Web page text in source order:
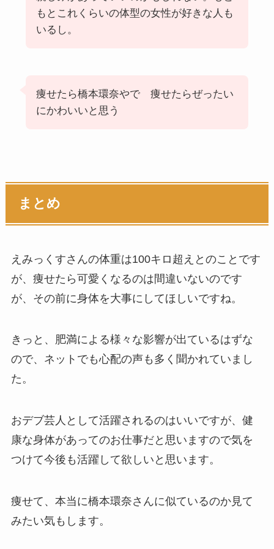
もとこれくらいの体型の女性が好きな人も
いるし。
痩せたら橋本環奈やで 痩せたらぜったい
にかわいいと思う
まとめ
えみっくすさんの体重は100キロ超えとのことです
が、痩せたら可愛くなるのは間違いないのです
が、その前に身体を大事にしてほしいですね。
きっと、肥満による様々な影響が出ているはずな
ので、ネットでも心配の声も多く聞かれていまし
た。
おデブ芸人として活躍されるのはいいですが、健
康な身体があってのお仕事だと思いますので気を
つけて今後も活躍して欲しいと思います。
痩せて、本当に橋本環奈さんに似ているのか見て
みたい気もします。